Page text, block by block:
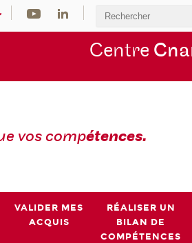
Centre
vos compétences.
VALIDER MES
ACQUIS
RÉALISER UN
BILAN DE
COMPÉTENCES